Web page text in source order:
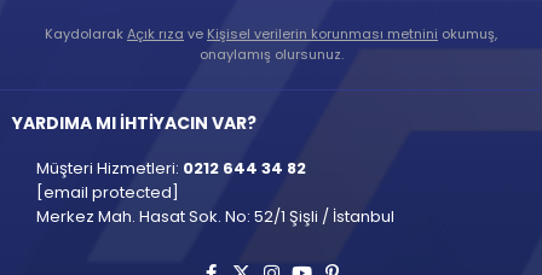
KaydolarakAçık rıza ve Kişisel verilerin korunması metnini okumuş,
onaylamış olursunuz.
YARDIMA MI İHTİYACIN VAR?
Müşteri Hizmetleri: 0212 644 34 82
[email protected]
Merkez Mah. Hasat Sok. No: 52/1 Şişli / İstanbul